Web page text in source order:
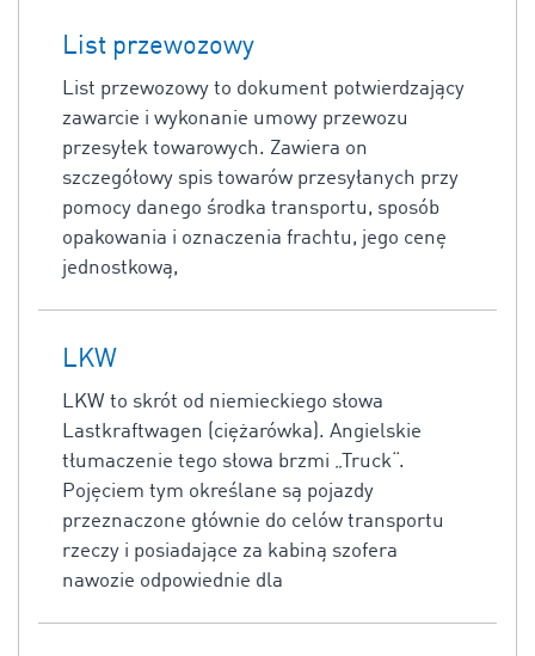
List przewozowy
List przewozowy to dokument potwierdzający
zawarcie i wykonanie umowy przewozu
przesyłek towarowych. Zawiera on
szczegółowy spis towarów przesyłanych przy
pomocy danego środka transportu, sposób
opakowania i oznaczenia frachtu, jego cenę
jednostkową,
LKW
LKW to skrót od niemieckiego słowa
Lastkraftwagen (ciężarówka). Angielskie
tłumaczenie tego słowa brzmi „Truck“.
Pojęciem tym określane są pojazdy
przeznaczone głównie do celów transportu
rzeczy i posiadające za kabiną szofera
nawozie odpowiednie dla